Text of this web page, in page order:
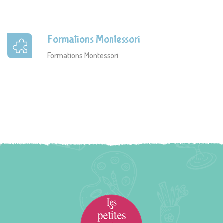
Formations Montessori
Formations Montessori